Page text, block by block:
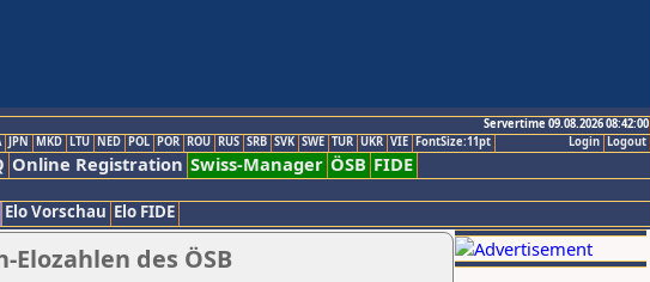
Servertime 09.08.2026 08:42:00
Logout
Login
JPN MKD LTU NED POL POR ROU RUS SRB SVK SWE TUR UKR VIE FontSize:11pt
Online Registration Swiss-Manager ÖSB FIDE
Elo Vorschau Elo FIDE
des ÖSB